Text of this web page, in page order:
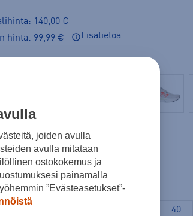
140,00 €
hinta: 99,99 €
Lisätietoa
40
joiden avulla
avulla mitataan
ostokokemus ja
painamalla
”Evästeasetukset”-